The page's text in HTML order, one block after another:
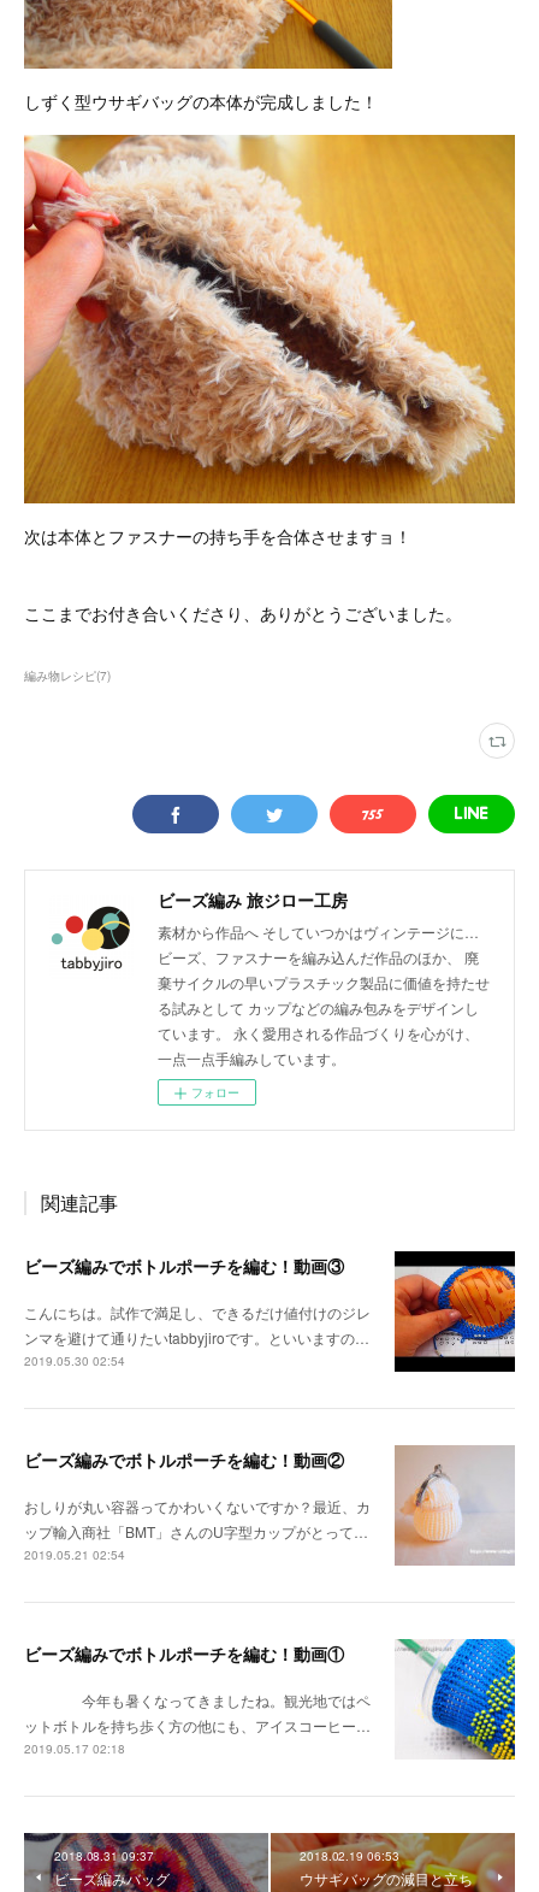
しずく型ウサギバッグの本体が完成しました！
次は本体とファスナーの持ち手を合体させますョ！
ここまでお付き合いくださり、ありがとうございました。
編み物レシピ(7)
ビーズ編み 旅ジロー工房
素材から作品へ そしていつかはヴィンテージに…
ビーズ、ファスナーを編み込んだ作品のほか、 廃
棄サイクルの早いプラスチック製品に価値を持たせ
る試みとして カップなどの編み包みをデザインし
ています。 永く愛用される作品づくりを心がけ、
一点一点手編みしています。
フォロー
関連記事
ビーズ編みでボトルポーチを編む！動画③
こんにちは。試作で満足し、できるだけ値付けのジレ
ンマを避けて通りたいtabbyjiroです。といいますの…
2019.05.30 02:54
ビーズ編みでボトルポーチを編む！動画②
おしりが丸い容器ってかわいくないですか？最近、カ
ップ輸入商社「BMT」さんのU字型カップがとって…
2019.05.21 02:54
ビーズ編みでボトルポーチを編む！動画①
今年も暑くなってきましたね。観光地ではペ
ットボトルを持ち歩く方の他にも、アイスコーヒー…
2019.05.17 02:18
2018.08.31 09:37
ビーズ編みバッグ
2018.02.19 06:53
ウサギバッグの減目と立ち